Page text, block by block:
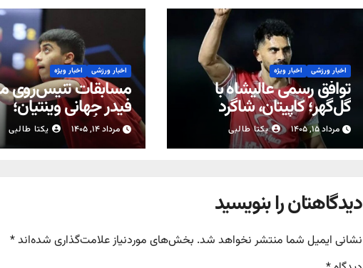
اخبار ورزشی اخبار ویژه
توافق رسمی عالیشاه با
گل‌گهر؛ کاپیتان، شاگرد
رحمتی شد
مرداد ۱۵, ۱۴۰۵ یکتا طالبی
اخبار ورزشی اخبار ویژه
مسابقات تنیس‌روی
فیدر جهانی وینتیان؛
نمایندگان ایران با برد
کردند
مرداد ۱۴, ۱۴۰۵ یکتا طالبی
دیدگاهتان را بنویسید
نشانی ایمیل شما منتشر نخواهد شد. بخش‌های موردنیاز علامت‌گذاری شده‌اند*